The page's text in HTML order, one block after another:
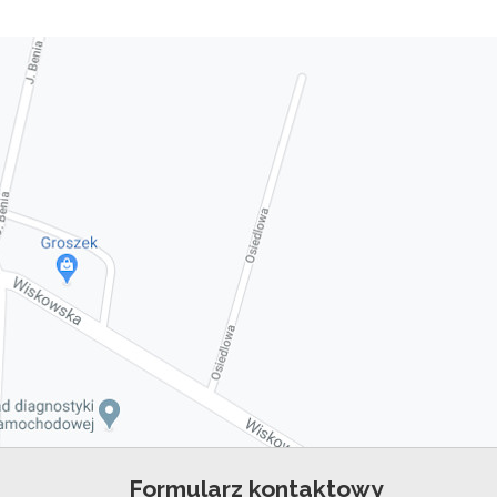
Formularz kontaktowy